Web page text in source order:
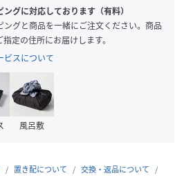
材とは、サージカル＝医療用の、ス
びない鋼鉄、という2つの言葉を合
。
療用のメスなどの医療用器具や、ハ
ます。
呂、温泉、プール、海など水に強く
ご使用いただけるのが最大のメリッ
グに対応しております（有料）
ングと商品を一緒にご注文ください。商品
定の住所にお届けします。
ビスについて
風呂敷
置き配について
交換・返品について